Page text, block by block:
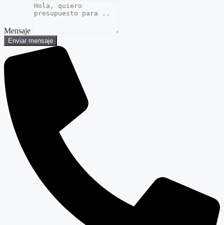
Mensaje
Enviar mensaje